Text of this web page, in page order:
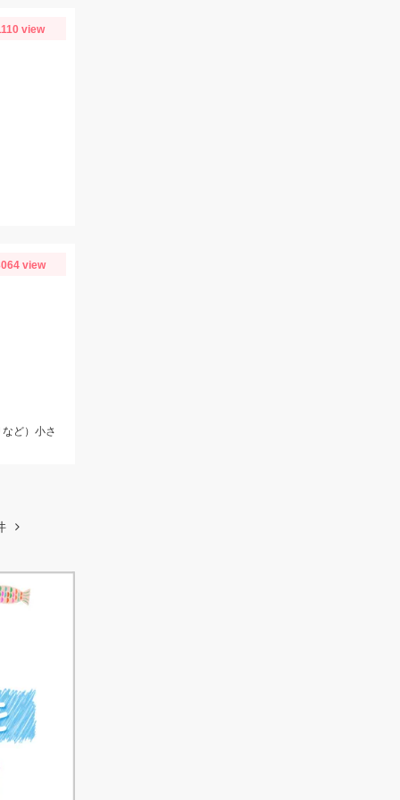
view
view
ど）小さ